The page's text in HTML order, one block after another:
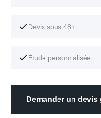
Devis sous 48h
Étude personnalisée
Demander un devis